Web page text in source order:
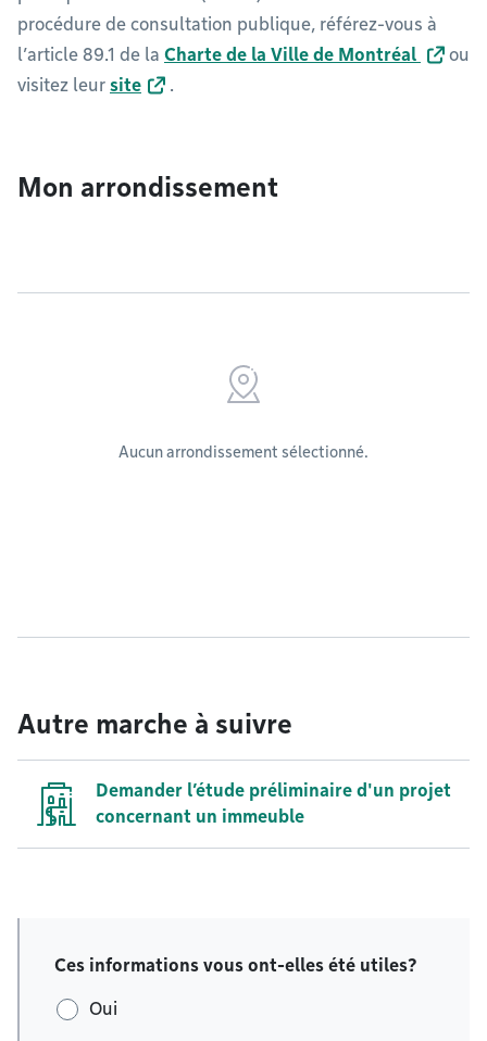
procédure de consultation publique, référez-vous à
l’article 89.1 de la Charte de la Ville de Montréal
ou
visitez leur site .
Mon arrondissement
Aucun arrondissement sélectionné.
Autre marche à suivre
Demander l’étude préliminaire d'un projet
concernant un immeuble
Ces informations vous ont-elles été utiles?
Oui